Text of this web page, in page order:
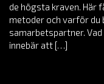
de högsta kraven. Här
metoder och varför du
samarbetspartner.
innebär att […]